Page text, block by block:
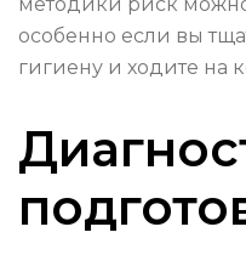
особенно если вы
гигиену и ходите на